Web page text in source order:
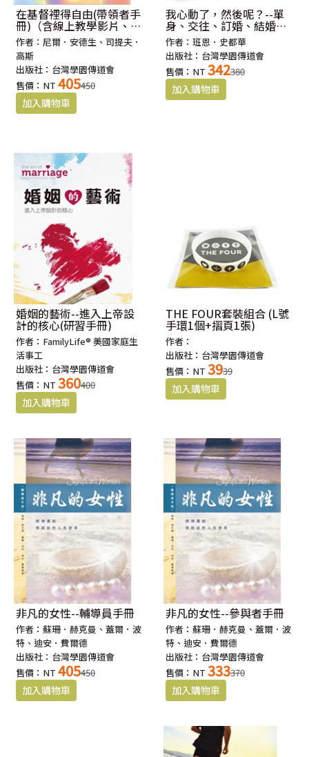
在基督裡得自由(帶領者手
冊)（含線上教學影片、投
影片）
作者：尼爾．安德生、司提夫．
高斯
出版社：台灣學園傳道會
售價：NT 405450
我心動了，然後呢？--單
身、交往、訂婚、結婚的
蒙福原則
作者：班恩．史都華
出版社：台灣學園傳道會
售價：NT 342380
婚姻的藝術--進入上帝設
計的核心(研習手冊)
作者：FamilyLife® 美國家庭生
活事工
出版社：台灣學園傳道會
售價：NT 360400
THE FOUR套裝組合 (L號
手環1個+摺頁1張)
作者：
出版社：台灣學園傳道會
售價：NT 3939
非凡的女性--輔導員手冊
作者：蘇珊．赫克曼、蓋爾．波
特、迪安．費爾德
出版社：台灣學園傳道會
售價：NT 405450
非凡的女性--參與者手冊
作者：蘇珊．赫克曼、蓋爾．波
特、迪安．費爾德
出版社：台灣學園傳道會
售價：NT 333370